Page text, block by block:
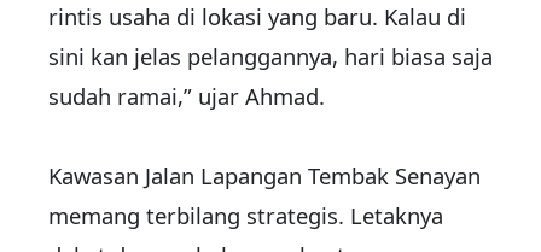
rintis usaha di lokasi yang baru. Kalau di
sini kan jelas pelanggannya, hari biasa saja
sudah ramai,” ujar Ahmad.
Kawasan Jalan Lapangan Tembak Senayan
memang terbilang strategis. Letaknya